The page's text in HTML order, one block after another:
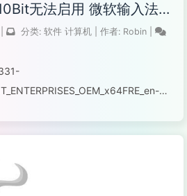
无法启用 微软输入法
分类: 软件 计算机 作者: Robin
us